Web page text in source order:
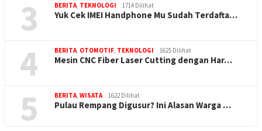
3 BERITA, TEKNOLOGI 1714 Dilihat
Yuk Cek IMEI Handphone Mu Sudah Terdafta…
4 BERITA, OTOMOTIF, TEKNOLOGI 1625 Dilihat
Mesin CNC Fiber Laser Cutting dengan Har…
5 BERITA, WISATA 1622 Dilihat
Pulau Rempang Digusur? Ini Alasan Warga …